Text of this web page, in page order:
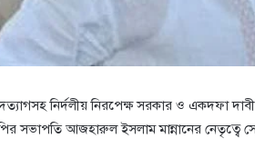
পদত্যাগসহ নির্দলীয় নিরপেক্ষ সরকার ও একদফা
সভাপতি আজহারুল ইসলাম মান্নানের নেতৃত্বে